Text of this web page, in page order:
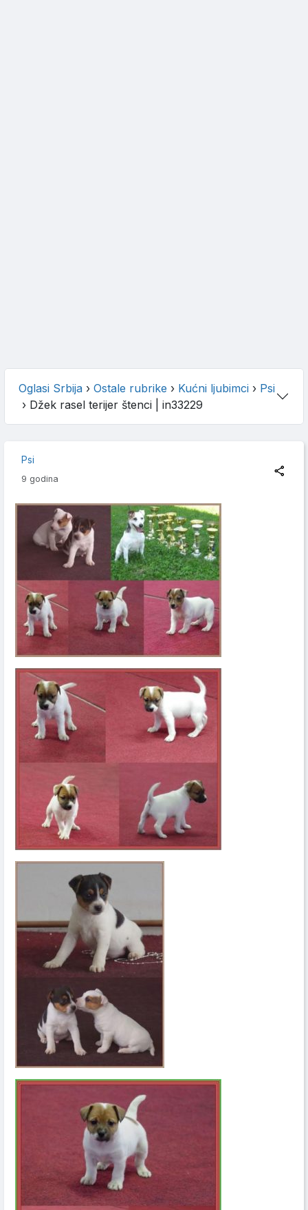
Oglasi Srbija › Ostale rubrike › Kućni ljubimci › Psi
›
Džek rasel terijer štenci | in33229
Psi
9 godina